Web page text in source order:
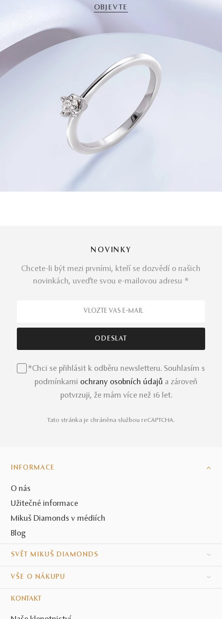
OBJEVTE
NOVINKY
Chcete-li být mezi prvními, kteří se dozvědí o našich
novinkách, uveďte svou e-mailovou adresu *
*Chci se přihlásit k odběru newsletteru. Souhlasím s
podmínkami ochrany osobních údajů a zároveň
potvrzuji, že mám více než 16 let.
Tato stránka je chráněna službou reCAPTCHA.
INFORMACE
O nás
Užitečné informace
Mikuš Diamonds v médiích
Blog
SVĚT MIKUŠ DIAMONDS
VŠE O NÁKUPU
KONTAKT